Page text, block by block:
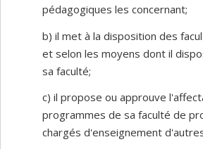
pédagogiques les concernant;
b) il met à la disposition des
et selon les moyens dont il
sa faculté;
c) il propose ou approuve
programmes de sa faculté de
chargés d'enseignement